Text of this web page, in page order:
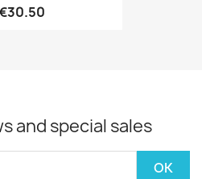
and special sales